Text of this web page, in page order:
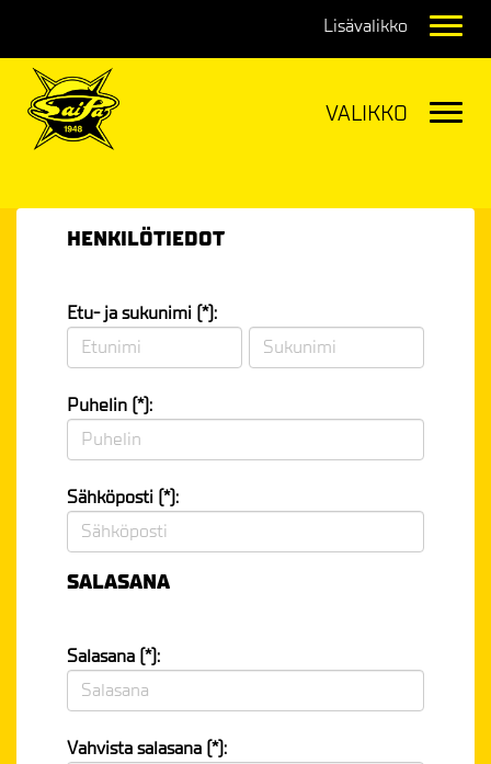
HENKILÖTIEDOT
Etu- ja sukunimi (*):
Puhelin (*):
Sähköposti (*):
SALASANA
Salasana (*):
Vahvista salasana (*):